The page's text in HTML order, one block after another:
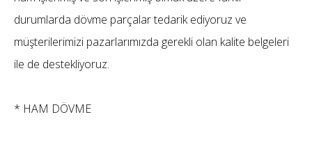
durumlarda dövme parçalar tedarik ediyoruz ve
müşterilerimizi pazarlarımızda gerekli olan kalite belgeleri
ile de destekliyoruz.
* HAM DÖVME